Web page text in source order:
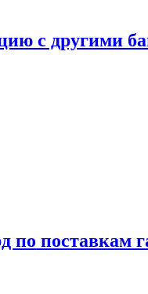
с другими
по поставкам